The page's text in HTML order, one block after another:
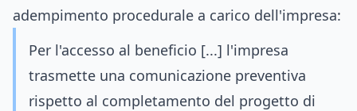
adempimento procedurale a carico dell'impresa:
Per l'accesso al beneficio [...] l'impresa
trasmette una comunicazione preventiva
rispetto al completamento del progetto di